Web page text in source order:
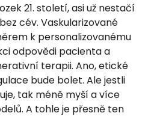
21. století, asi už nestačí
cév. Vaskularizované
k personalizovanému
odpovědi pacienta a
terapii. Ano, etické
bude bolet. Ale jestli
tak méně myší a více
A tohle je přesně ten